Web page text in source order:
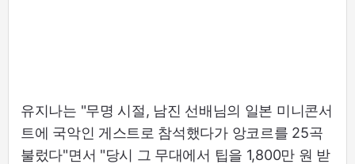
유지나는 "무명 시절, 남진 선배님의 일본 미니콘서
트에 국악인 게스트로 참석했다가 앙코르를 25곡
불렀다"면서 "당시 그 무대에서 팁을 1,800만 원 받